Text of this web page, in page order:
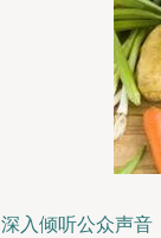
入倾听公众声音